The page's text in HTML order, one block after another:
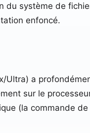
du système de
enfoncé.
Ultra) a
sur le
(la commande de